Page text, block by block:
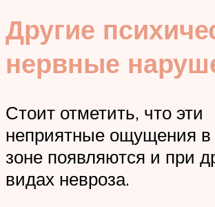
Другие
нервные
Стоит отметить, что эти
неприятные ощущения в
зоне появляются и при
видах невроза.